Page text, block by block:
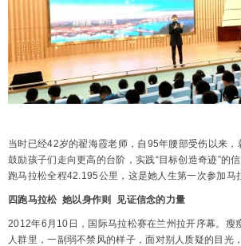
当时已经42岁的翟海霞老师，自95年腰部受伤以来，
鼓励孩子们走向更高的台阶，实践“目标创造奇迹”的
跑马拉松全程42.195公里，这是她人生第一次参加马
四跑马拉松 她以身作则 见证信念的力量
2012年6月10日，国际马拉松赛在兰州拉开序幕。瘦
人群里，一副弱不禁风的样子，面对别人质疑的目光